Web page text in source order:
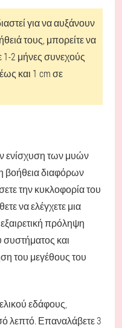
για να αυξάνουν
τους, μπορείτε να
1-2 μήνες συνεχούς
και 1 cm σε
ενίσχυση των μυών
βοήθεια διαφόρων
την κυκλοφορία του
να ελέγχετε μια
πρόληψη
συστήματος και
του μεγέθους του
εδάφους,
λεπτό. Επαναλάβετε 3